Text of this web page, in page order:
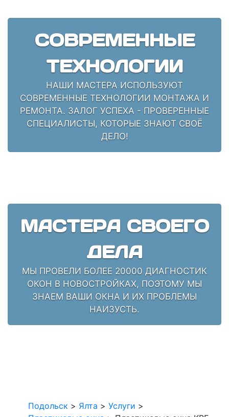
СОВРЕМЕННЫЕ
ТЕХНОЛОГИИ
НАШИ МАСТЕРА ИСПОЛЬЗУЮТ
СОВРЕМЕННЫЕ ТЕХНОЛОГИИ МОНТАЖА И
РЕМОНТА. ЗАЛОГ УСПЕХА - ПРОВЕРЕННЫЕ
СПЕЦИАЛИСТЫ, КОТОРЫЕ ЗНАЮТ СВОЁ
ДЕЛО!
МАСТЕРА СВОЕГО
ДЕЛА
МЫ ПРОВЕЛИ БОЛЕЕ 20000 ДИАГНОСТИК
ОКОН В НОВОСТРОЙКАХ, ПОЭТОМУ МЫ
ЗНАЕМ ВАШИ ОКНА И ИХ ПРОБЛЕМЫ
НАИЗУСТЬ.
Подольск > Ялта > Услуги >